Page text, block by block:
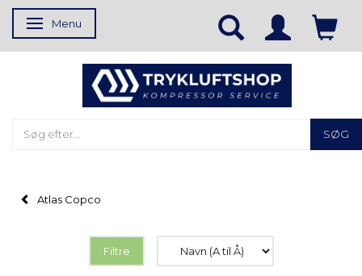
Skifte navigation
Menu
SØG
Atlas Copco
Filtre